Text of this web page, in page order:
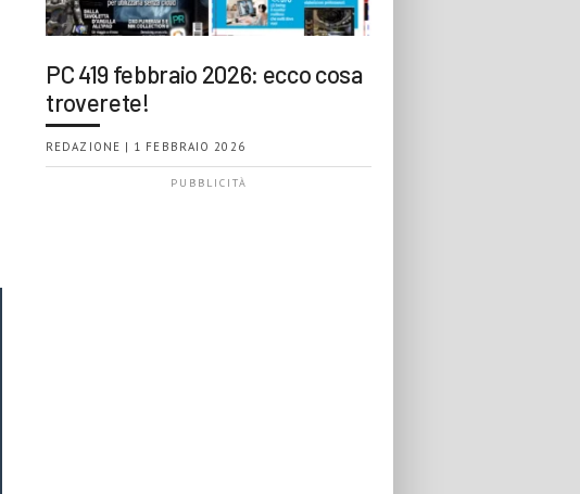
PC 419 febbraio 2026: ecco cosa
troverete!
REDAZIONE | 1 FEBBRAIO 2026